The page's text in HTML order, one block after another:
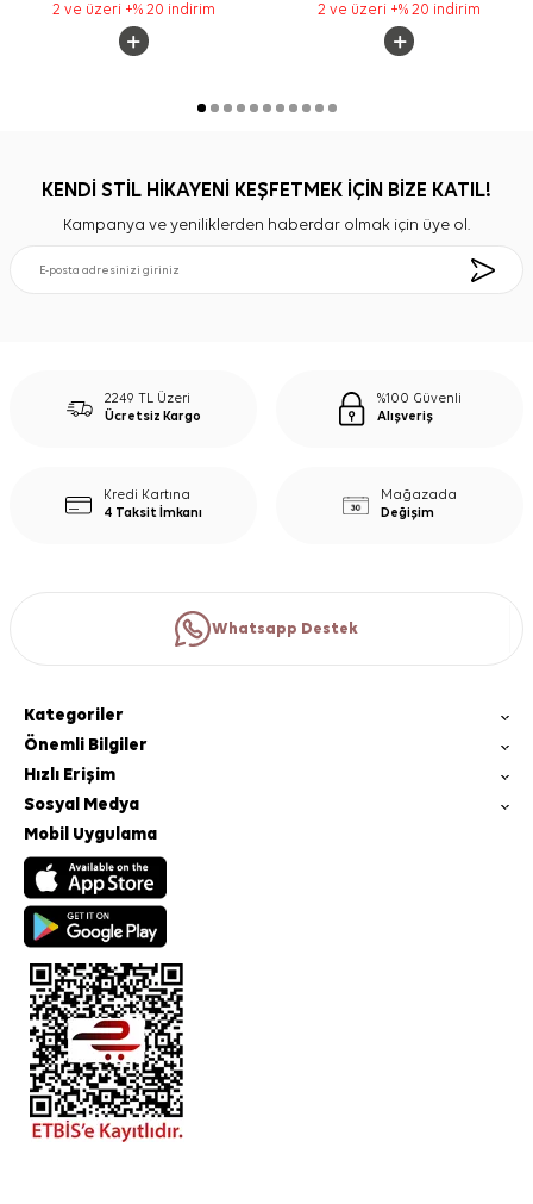
2 ve üzeri +% 20 indirim 2 ve üzeri +% 20 indirim
KENDİ STİL HİKAYENİ KEŞFETMEK İÇİN BİZE KATIL!
Kampanya ve yeniliklerden haberdar olmak için üye ol.
2249 TL Üzeri
Ücretsiz Kargo
%100 Güvenli
Alışveriş
Kredi Kartına
4 Taksit İmkanı
Mağazada
Değişim
Whatsapp Destek
Kategoriler
Önemli Bilgiler
Hızlı Erişim
Sosyal Medya
Mobil Uygulama